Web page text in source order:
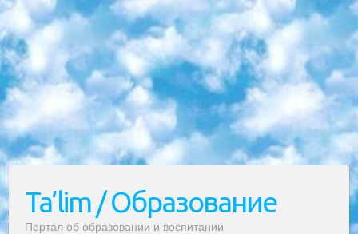
Ta’lim / Образование
Портал об образовании и воспитании